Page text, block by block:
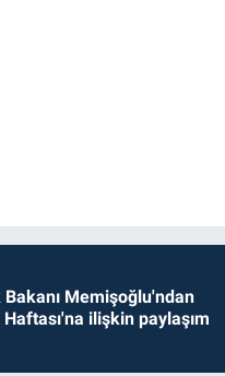
Bakanı Memişoğlu'ndan
Haftası'na ilişkin paylaşım